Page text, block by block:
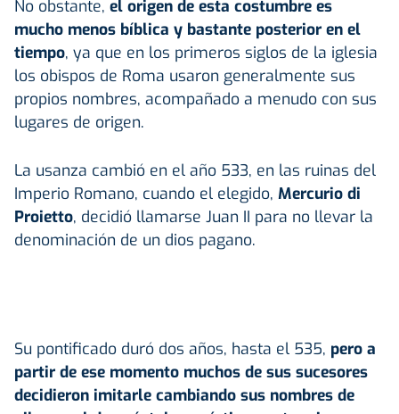
No obstante, el origen de esta costumbre es
mucho menos bíblica y bastante posterior en el
tiempo, ya que en los primeros siglos de la iglesia
los obispos de Roma usaron generalmente sus
propios nombres, acompañado a menudo con sus
lugares de origen.
La usanza cambió en el año 533, en las ruinas del
Imperio Romano, cuando el elegido, Mercurio di
Proietto, decidió llamarse Juan II para no llevar la
denominación de un dios pagano.
Su pontificado duró dos años, hasta el 535, pero a
partir de ese momento muchos de sus sucesores
decidieron imitarle cambiando sus nombres de